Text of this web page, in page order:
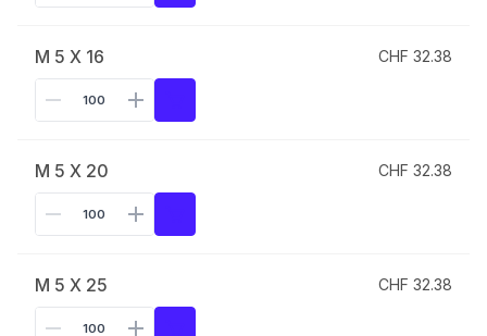
M 5 X 16 CHF 32.38
M 5 X 20 CHF 32.38
M 5 X 25 CHF 32.38